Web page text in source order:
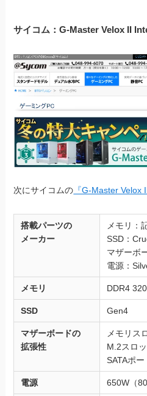
サイコム：G-Master Velox II
次にサイコムの 『G-Master Velox
搭載パーツの
メーカー
メモリ：
SSD：
マザーボ
電源：
メモリ DDR4
SSD Gen4
マザーボードの
拡張性
メモリス
M.2スロ
SATAポー
電源 650W（